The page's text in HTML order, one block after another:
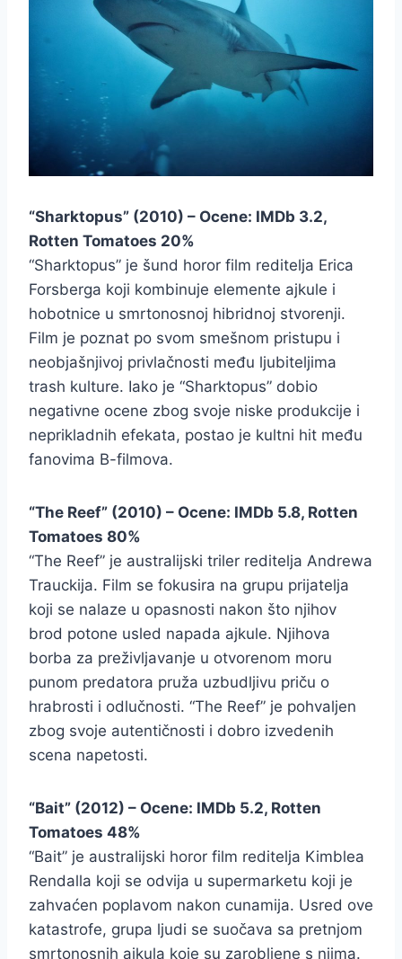
“Sharktopus” (2010) – Ocene: IMDb 3.2,
Rotten Tomatoes 20%
“Sharktopus” je šund horor film reditelja Erica
Forsberga koji kombinuje elemente ajkule i
hobotnice u smrtonosnoj hibridnoj stvorenji.
Film je poznat po svom smešnom pristupu i
neobjašnjivoj privlačnosti među ljubiteljima
trash kulture. Iako je “Sharktopus” dobio
negativne ocene zbog svoje niske produkcije i
neprikladnih efekata, postao je kultni hit među
fanovima B-filmova.
“The Reef” (2010) – Ocene: IMDb 5.8, Rotten
Tomatoes 80%
“The Reef” je australijski triler reditelja Andrewa
Trauckija. Film se fokusira na grupu prijatelja
koji se nalaze u opasnosti nakon što njihov
brod potone usled napada ajkule. Njihova
borba za preživljavanje u otvorenom moru
punom predatora pruža uzbudljivu priču o
hrabrosti i odlučnosti. “The Reef” je pohvaljen
zbog svoje autentičnosti i dobro izvedenih
scena napetosti.
“Bait” (2012) – Ocene: IMDb 5.2, Rotten
Tomatoes 48%
“Bait” je australijski horor film reditelja Kimblea
Rendalla koji se odvija u supermarketu koji je
zahvaćen poplavom nakon cunamija. Usred ove
katastrofe, grupa ljudi se suočava sa pretnjom
smrtonosnih ajkula koje su zarobljene s njima.